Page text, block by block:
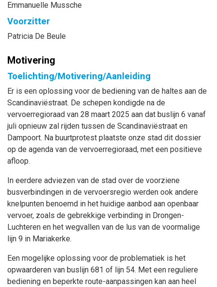
Emmanuelle Mussche
Voorzitter
Patricia De Beule
Motivering
Toelichting/Motivering/Aanleiding
Er is een oplossing voor de bediening van de haltes aan de
Scandinaviëstraat. De schepen kondigde na de
vervoerregioraad van 28 maart 2025 aan dat buslijn 6 vanaf
juli opnieuw zal rijden tussen de Scandinaviëstraat en
Dampoort. Na buurtprotest plaatste onze stad dit dossier
op de agenda van de vervoerregioraad, met een positieve
afloop.
In eerdere adviezen van de stad over de voorziene
busverbindingen in de vervoersregio werden ook andere
knelpunten benoemd in het huidige aanbod aan openbaar
vervoer, zoals de gebrekkige verbinding in Drongen-
Luchteren en het wegvallen van de lus van de voormalige
lijn 9 in Mariakerke.
Een mogelijke oplossing voor de problematiek is het
opwaarderen van buslijn 681 of lijn 54. Met een reguliere
bediening en beperkte route-aanpassingen kan aan heel